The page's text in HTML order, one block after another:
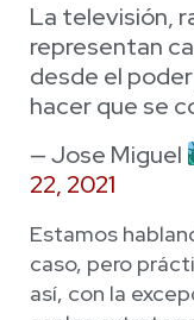
La televisión,
representan
desde el
hacer que se
— Jose Miguel
22, 2021
Estamos
caso, pero
así, con la